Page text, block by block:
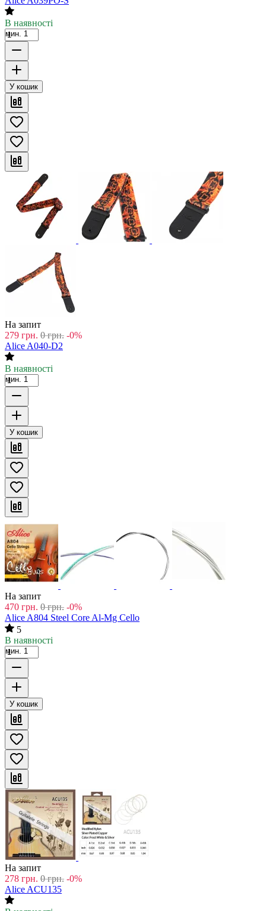
В наявності
мин. 1
У кошик
На запит
279 грн. 0 грн. -0%
Alice A040-D2
В наявності
мин. 1
У кошик
На запит
470 грн. 0 грн. -0%
Alice A804 Steel Core Al-Mg Cello
5
В наявності
мин. 1
У кошик
На запит
278 грн. 0 грн. -0%
Alice ACU135